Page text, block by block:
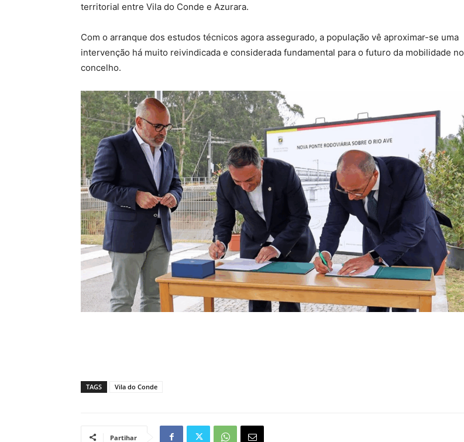
territorial entre Vila do Conde e Azurara.
Com o arranque dos estudos técnicos agora assegurado, a população vê aproximar-se uma
intervenção há muito reivindicada e considerada fundamental para o futuro da mobilidade no
concelho.
TAGS Vila do Conde
Partihar